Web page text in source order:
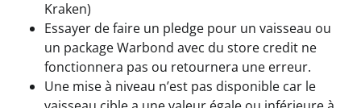
Kraken)
Essayer de faire un pledge pour un vaisseau ou
un package Warbond avec du store credit ne
fonctionnera pas ou retournera une erreur.
Une mise à niveau n’est pas disponible car le